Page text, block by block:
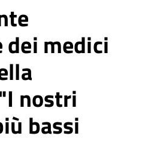
medici
nostri
bassi